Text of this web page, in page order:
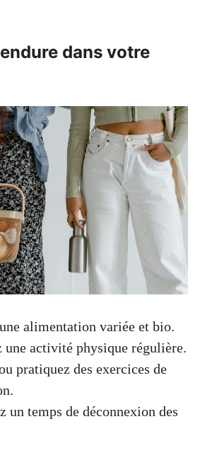
dans votre
alimentation variée et bio.
une activité physique régulière.
pratiquez des exercices de
un temps de déconnexion des